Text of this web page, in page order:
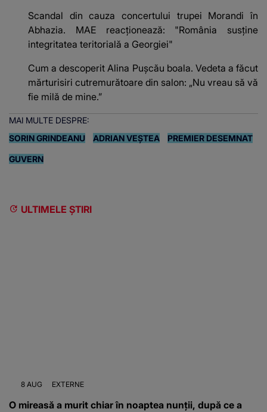
Scandal din cauza concertului trupei Morandi în
Abhazia. MAE reacționează: "România susține
integritatea teritorială a Georgiei"
Cum a descoperit Alina Pușcău boala. Vedeta a făcut
mărturisiri cutremurătoare din salon: „Nu vreau să vă
fie milă de mine.”
MAI MULTE DESPRE:
SORIN GRINDEANU
ADRIAN VEȘTEA PREMIER DESEMNAT
GUVERN
ULTIMELE ȘTIRI
8 AUG EXTERNE
O mireasă a murit chiar în noaptea nunții, după ce a